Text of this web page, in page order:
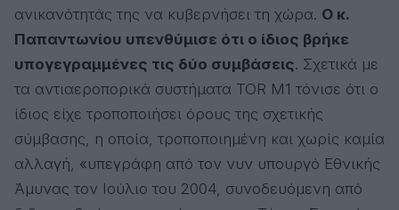
ανικανότητάς της να κυβερνήσει τη χώρα. Ο κ.
Παπαντωνίου υπενθύμισε ότι ο ίδιος βρήκε
υπογεγραμμένες τις δύο συμβάσεις. Σχετικά με
τα αντιαεροπορικά συστήματα TOR M1 τόνισε ότι ο
ίδιος είχε τροποποιήσει όρους της σχετικής
σύμβασης, η οποία, τροποποιημένη και χωρίς καμία
αλλαγή, «υπεγράφη από τον νυν υπουργό Εθνικής
Άμυνας τον Ιούλιο του 2004, συνοδευόμενη από